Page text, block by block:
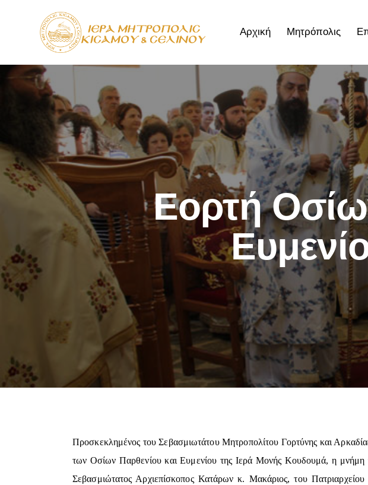
Αρχική Μητρόπολις
Μητρόπολις Επίκαιρα
Εορτή
Προσκεκλημένος του Σεβασμιωτάτου Μητροπολίτου Γορτύνης και
των Οσίων Παρθενίου και Ευμενίου της Ιερά Μονής Κουδουμά, η μνήμη
Σεβασμιώτατος Αρχιεπίσκοπος Κατάρων κ. Μακάριος, του